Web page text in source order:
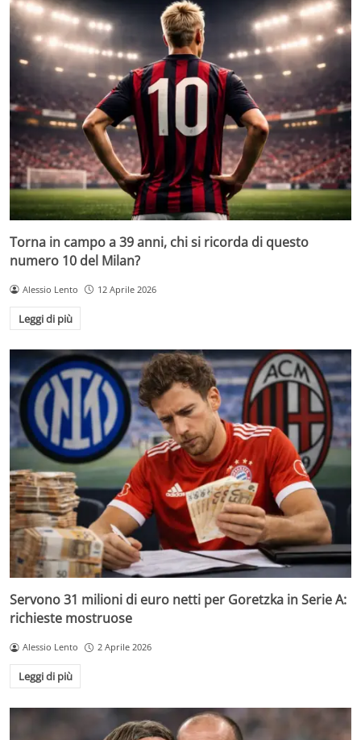
Torna in campo a 39 anni, chi si ricorda di questo
numero 10 del Milan?
Alessio Lento 12 Aprile 2026
Leggi di più
Servono 31 milioni di euro netti per Goretzka in Serie A:
richieste mostruose
Alessio Lento 2 Aprile 2026
Leggi di più